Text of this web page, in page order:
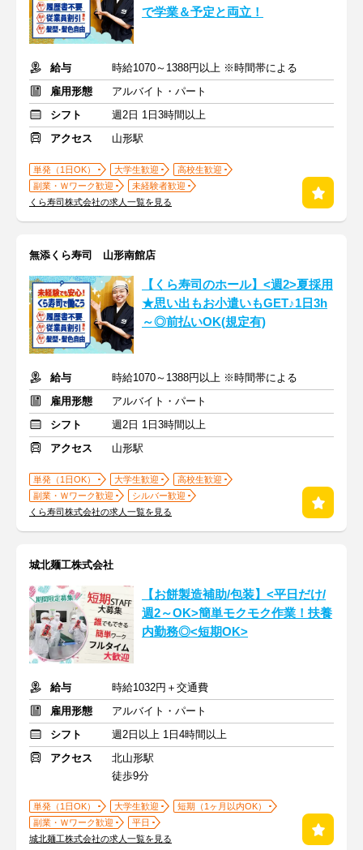
で学業＆予定と両立！
給与
時給1070～1388円以上 ※時間帯による
雇用形態
アルバイト・パート
シフト
週2日 1日3時間以上
アクセス
山形駅
単発（1日OK） 大学生歓迎
高校生歓迎
副業・Ｗワーク歓迎
未経験者歓迎
くら寿司株式会社の求人一覧を見る
無添くら寿司 山形南館店
【くら寿司のホール】<週2>夏採用
★思い出もお小遣いもGET♪1日3h
～◎前払いOK(規定有)
給与
時給1070～1388円以上 ※時間帯による
雇用形態
アルバイト・パート
シフト
週2日 1日3時間以上
アクセス
山形駅
単発（1日OK） 大学生歓迎
高校生歓迎
副業・Ｗワーク歓迎
シルバー歓迎
くら寿司株式会社の求人一覧を見る
城北麺工株式会社
【お餅製造補助/包装】<平日だけ/
週2～OK>簡単モクモク作業！扶養
内勤務◎<短期OK>
給与
時給1032円＋交通費
雇用形態
アルバイト・パート
シフト
週2日以上 1日4時間以上
アクセス
北山形駅
徒歩9分
単発（1日OK） 大学生歓迎
短期（1ヶ月以内OK）
副業・Ｗワーク歓迎
平日
城北麺工株式会社の求人一覧を見る